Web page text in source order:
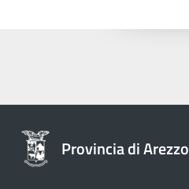
Provincia di Arezzo